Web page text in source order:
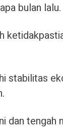
bulan lalu.
stabilitas
dan tengah